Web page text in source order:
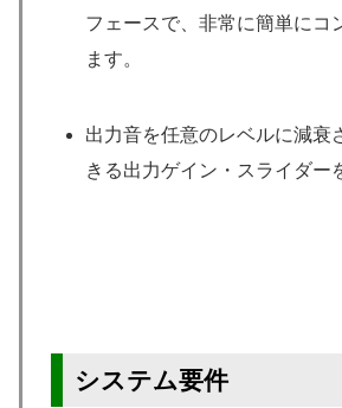
フェースで、非常に簡単にコ
ます。
出力音を任意のレベルに減衰
きる出力ゲイン・スライダー
システム要件